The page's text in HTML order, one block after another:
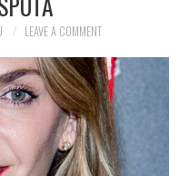
LEAVE A COMMENT